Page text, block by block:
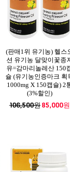
(판매1위 유기농) 헬스
션 유기농 달맞이꽃종
유=감마리놀레산 150
슐 (유기농인증마크 획
1000mg X 150캡슐) 2
(3%할인)
106,500원85,000원